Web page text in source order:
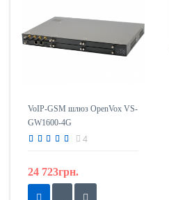
VoIP-GSM шлюз OpenVox VS-
GW1600-4G
4
24 723грн.